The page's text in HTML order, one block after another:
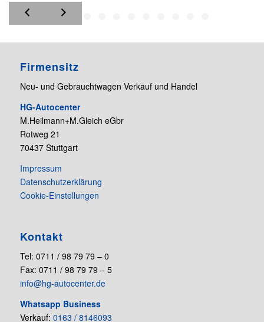
Firmensitz
Neu- und Gebrauchtwagen Verkauf und Handel
HG-Autocenter
M.Heilmann+M.Gleich eGbr
Rotweg 21
70437 Stuttgart
Impressum
Datenschutzerklärung
Cookie-Einstellungen
Kontakt
Tel: 0711 / 98 79 79 – 0
Fax: 0711 / 98 79 79 – 5
info@hg-autocenter.de
Whatsapp Business
Verkauf: 0163 / 8146093